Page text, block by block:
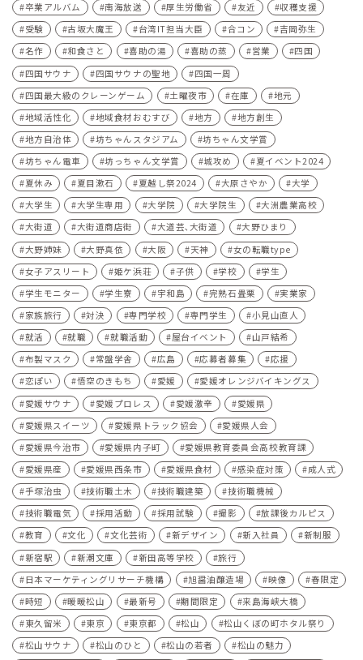
卒業アルバム
南海放送 厚生労働省 友近
収穫支援
受験
古坂大魔王 台湾IT担当大臣 合コン
吉岡弥生
名作
和食さと 喜助の湯 喜助の蒸 営業
四国
四国サウナ
四国サウナの聖地
四国一周
四国最大級のクレーンゲーム
土曜夜市 在庫
地元
地域活性化
地域食材おむすび 地方
地方創生
地方自治体
坊ちゃんスタジアム
坊ちゃん文学賞
坊ちゃん電車
坊っちゃん文学賞 城攻め
夏イベント2024
夏休み
夏目漱石 夏越し祭2024 大原さやか
大学
大学生
大学生専用 大学院 大学院生
大洲農業高校
大街道
大街道商店街 大道芸､大街道
大野ひまり
大野姉妹
大野真依 大阪 天神
女の転職type
女子アスリート
姫ケ浜荘 子供 学校
学生
学生モニター
学生寮 宇和島 完熟石畳栗
実業家
家族旅行
対決 専門学校 専門学生
小見山直人
就活
就職 就職活動 屋台イベント
山戸結希
布製マスク
常盤学舎 広島 応募者募集
応援
恋ぽい
悟空のきもち 愛媛
愛媛オレンジバイキングス
愛媛サウナ
愛媛プロレス 愛媛激辛
愛媛県
愛媛県スイーツ
愛媛県トラック協会
愛媛県人会
愛媛県今治市
愛媛県内子町
愛媛県教育委員会高校教育課
愛媛県産
愛媛県西条市 愛媛県食材 感染症対策
成人式
手塚治虫
技術職土木 技術職建築
技術職機械
技術職電気
採用活動 採用試験 撮影
放課後カルピス
教育
文化 文化芸術 新デザイン 新入社員
新制服
新宿駅
新潮文庫 新田高等学校
旅行
日本マーケティングリサーチ機構
旭醤油醸造場 映像
春限定
時短
暖暖松山 最新号 期間限定
来島海峡大橋
東久留米
東京 東京都 松山
松山くぼの町ホタル祭り
松山サウナ
松山のひと 松山の若者
松山の魅力